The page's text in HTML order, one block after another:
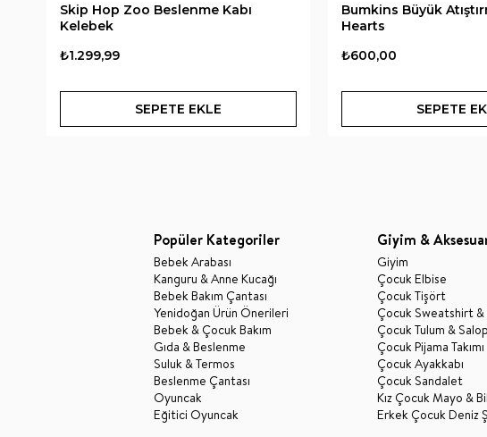
Skip Hop Zoo Beslenme Kabı
Kelebek
₺1.299,99
SEPETE EKLE
Bumkins Büyük
Hearts
₺600,00
SEPETE
Popüler Kategoriler
Bebek Arabası
Kanguru & Anne Kucağı
Bebek Bakım Çantası
Yenidoğan Ürün Önerileri
Bebek & Çocuk Bakım
Gıda & Beslenme
Suluk & Termos
Beslenme Çantası
Oyuncak
Eğitici Oyuncak
Giyim &
Giyim
Çocuk Elbise
Çocuk Tişört
Çocuk Sweatshirt &
Çocuk Tulum &
Çocuk Pijama Takımı
Çocuk Ayakkabı
Çocuk Sandalet
Kız Çocuk Mayo &
Erkek Çocuk Deniz